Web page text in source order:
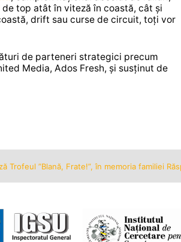
de top atât în viteză în coastă, cât și
drift sau curse de circuit, toți vor
de parteneri strategici precum
Media, Ados Fresh, și susținut de
Trofeul ”Blană, Frate!”, în memoria familiei